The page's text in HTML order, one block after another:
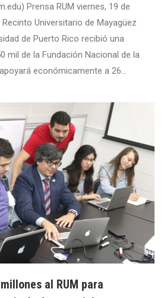
Prensa RUM viernes, 19 de
Universitario de Mayagüez
de Puerto Rico recibió una
mil de la Fundación Nacional de la
económicamente a 26…
al RUM para